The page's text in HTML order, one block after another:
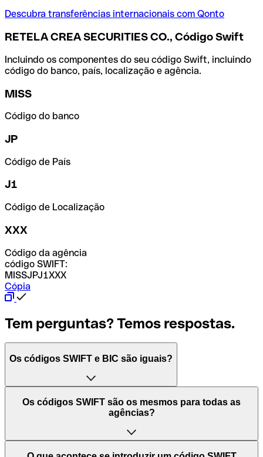
Descubra transferências internacionais com Qonto
RETELA CREA SECURITIES CO., Código Swift
Incluindo os componentes do seu código Swift, incluindo
código do banco, país, localização e agência.
MISS
Código do banco
JP
Código de País
J1
Código de Localização
XXX
Código da agência
código SWIFT:
MISSJPJ1XXX
Cópia
Tem perguntas? Temos respostas.
Os códigos SWIFT e BIC são iguais?
O acrónimo SWIFT significa "Society for Worldwide
Interbank Financial Telecommunication (Sociedade para
Mundiais)". Trata-se de uma rede mundial onde se
processam pagamentos entre países. Por outro lado, BIC
Os códigos SWIFT são os mesmos para todas as
agências?